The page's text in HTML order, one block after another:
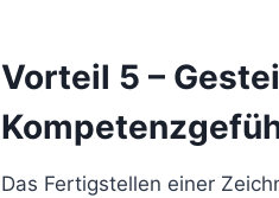
Vorteil 5 –
Das Fertigstellen einer